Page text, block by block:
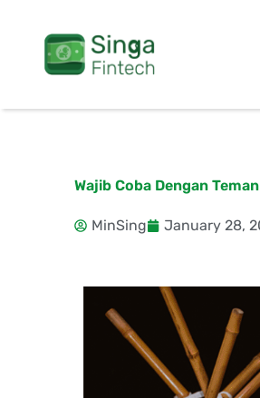
content
Wajib Coba Dengan
MinSing January 28,